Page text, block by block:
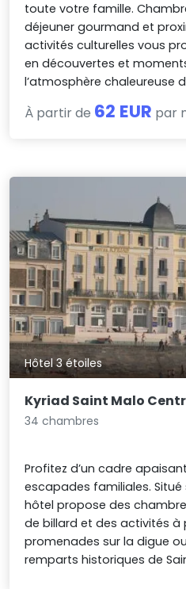
toute votre famille.
déjeuner gourmand et
activités culturelles vous
en découvertes et
l’atmosphère chaleureuse
À partir de 62 EUR par
Hôtel 3 étoiles
Kyriad Saint Malo
34 chambres
Profitez d’un cadre
escapades familiales. Situé
hôtel propose des
de billard et des activités à
promenades sur la digue
remparts historiques de